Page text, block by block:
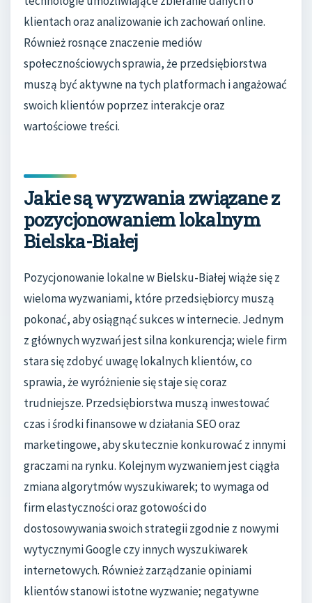
klientach oraz analizowanie ich zachowań online.
Również rosnące znaczenie mediów
społecznościowych sprawia, że przedsiębiorstwa
muszą być aktywne na tych platformach i angażować
swoich klientów poprzez interakcje oraz
wartościowe treści.
Jakie są wyzwania związane z
pozycjonowaniem lokalnym
Bielska-Białej
Pozycjonowanie lokalne w Bielsku-Białej wiąże się z
wieloma wyzwaniami, które przedsiębiorcy muszą
pokonać, aby osiągnąć sukces w internecie. Jednym
z głównych wyzwań jest silna konkurencja; wiele firm
stara się zdobyć uwagę lokalnych klientów, co
sprawia, że wyróżnienie się staje się coraz
trudniejsze. Przedsiębiorstwa muszą inwestować
czas i środki finansowe w działania SEO oraz
marketingowe, aby skutecznie konkurować z innymi
graczami na rynku. Kolejnym wyzwaniem jest ciągła
zmiana algorytmów wyszukiwarek; to wymaga od
firm elastyczności oraz gotowości do
dostosowywania swoich strategii zgodnie z nowymi
wytycznymi Google czy innych wyszukiwarek
internetowych. Również zarządzanie opiniami
klientów stanowi istotne wyzwanie; negatywne